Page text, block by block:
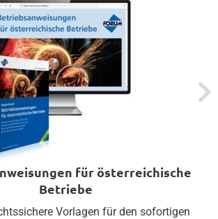
Next
für österreichische
Betriebe
Vorlagen für den sofortigen